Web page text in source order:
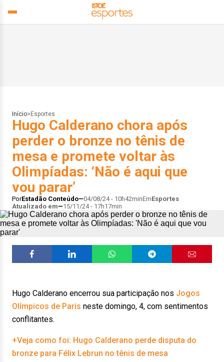
Início> Esportes
Hugo Calderano chora após
perder o bronze no tênis de
mesa e promete voltar às
Olimpíadas: ‘Não é aqui que
vou parar’
PorEstadão Conteúdo 04/08/24 - 10h42minEmEsportes
Atualizado em
15/11/24 - 17h17min
Hugo Calderano encerrou sua participação nos Jogos
Olímpicos de Paris neste domingo, 4, com sentimentos
conflitantes.
+Veja como foi: Hugo Calderano perde disputa do
bronze para Félix Lebrun no tênis de mesa